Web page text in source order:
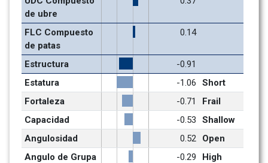
de ubre
FLC Compuesto
de patas
0.14
Estructura
-0.91
Estatura
-1.06
Short
Fortaleza
-0.71
Frail
Capacidad
-0.53
Shallow
Angulosidad
0.52
Open
Angulo de Grupa
-0.29
High